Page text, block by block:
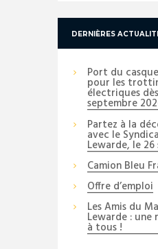
DERNIÈRES
Port du
pour les
électriques
septembre
Partez à la
avec le
Lewarde, le
Camion Bleu
Offre d’emploi
Les Amis du
Lewarde :
à tous !